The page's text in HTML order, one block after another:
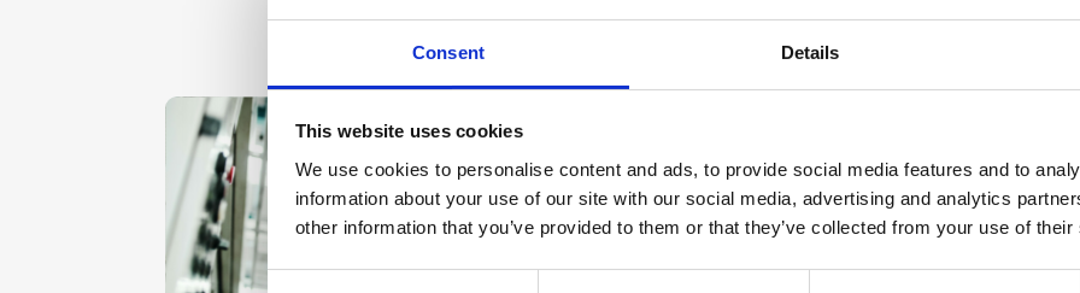
Consent Details
This website uses cookies
We use cookies to personalise content and ads, to provide social media features and to
information about your use of our site with our social media, advertising and analytics
other information that you’ve provided to them or that they’ve collected from your use of
Fokus på